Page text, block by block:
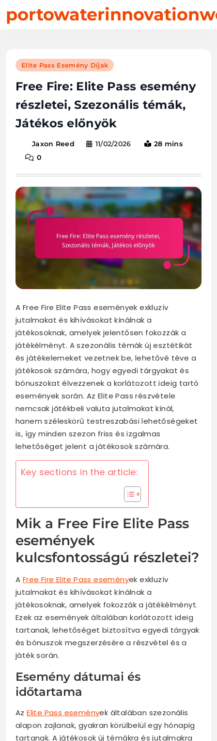
Elite Pass Esemény Díjak
Free Fire: Elite Pass esemény
részletei, Szezonális témák,
Játékos előnyök
Jaxon Reed 11/02/2026
28 mins
0
A Free Fire Elite Pass események exkluzív
jutalmakat és kihívásokat kínálnak a
játékosoknak, amelyek jelentősen fokozzák a
játékélményt. A szezonális témák új esztétikát
és játékelemeket vezetnek be, lehetővé téve a
játékosok számára, hogy egyedi tárgyakat és
bónuszokat élvezzenek a korlátozott ideig tartó
események során. Az Elite Pass részvétele
nemcsak játékbeli valuta jutalmakat kínál,
hanem széleskörű testreszabási lehetőségeket
is, így minden szezon friss és izgalmas
lehetőséget jelent a játékosok számára.
Key sections in the article:
Mik a Free Fire Elite Pass
események
kulcsfontosságú részletei?
A Free Fire Elite Pass események exkluzív
jutalmakat és kihívásokat kínálnak a
játékosoknak, amelyek fokozzák a játékélményt.
Ezek az események általában korlátozott ideig
tartanak, lehetőséget biztosítva egyedi tárgyak
és bónuszok megszerzésére a részvétel és a
játék során.
Esemény dátumai és
időtartama
AzElite Pass események általában szezonális
alapon zajlanak, gyakran körülbelül egy hónapig
tartanak. A játékosok új témákra és jutalmakra